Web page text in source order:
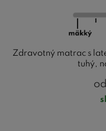
Zdravotný matrac s
tuhý,
od